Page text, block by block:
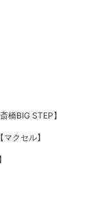
橋BIG STEP】
クセル】